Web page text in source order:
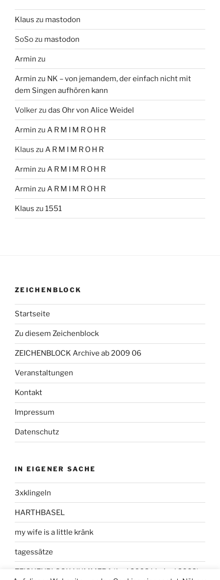
Klaus zu mastodon
SoSozu mastodon
Armin zu
Armin zu NK – von jemandem, der einfach nicht mit
dem Singen aufhören kann
Volkerzu das Ohr von Alice Weidel
Armin zu A R M I M R O H R
Klaus zu A R M I M R O H R
Armin zu A R M I M R O H R
Armin zu A R M I M R O H R
Klaus zu 1551
ZEICHENBLOCK
Startseite
Zu diesem Zeichenblock
ZEICHENBLOCK Archive ab 2009 06
Veranstaltungen
Kontakt
Impressum
Datenschutz
IN EIGENER SACHE
3xklingeln
HARTHBASEL
my wife is a little kränk
tagessätze
ZEICHENBLOCK NUMMER 1 (Juni 2008 bis Juni 2009)